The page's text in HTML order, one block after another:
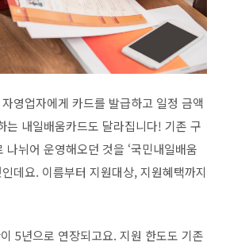
영업자에게 카드를 발급하고 일정 금액
는 내일배움카드도 달라집니다! 기존 구
나뉘어 운영해오던 것을 ‘국민내일배움
데요. 이름부터 지원대상, 지원혜택까지
5년으로 연장되고요. 지원 한도도 기존